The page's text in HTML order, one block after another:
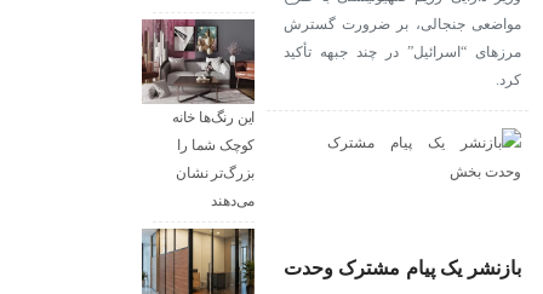
مواضعی جنجالی، بر ضرورت گسترش
مرزهای “اسرائیل” در چند جبهه تأکید
کرد.
بازنشر یک پیام مشترک وحدت
این رنگ‌ها خانه
کوچک شما را
بزرگ‌تر نشان
می‌دهند